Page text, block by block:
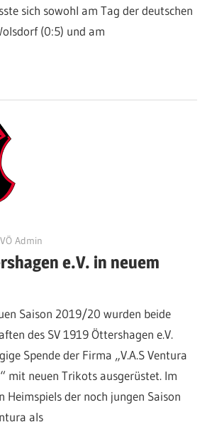
sich sowohl am Tag der deutschen
(0:5) und am
Admin
e.V. in neuem
Saison 2019/20 wurden beide
des SV 1919 Öttershagen e.V.
Spende der Firma „V.A.S Ventura
mit neuen Trikots ausgerüstet. Im
Heimspiels der noch jungen Saison
als